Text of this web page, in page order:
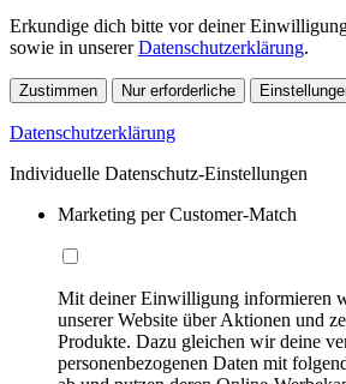
Erkundige dich bitte vor deiner
sowie in unsererDatenschutzerklärung.
Zustimmen Nur erforderliche
Datenschutzerklärung
Individuelle Datenschutz-Einstellungen
Marketing per Customer-Match
Mit deiner Einwilligung informieren
unserer Website über Aktionen und
Produkte. Dazu gleichen wir deine
personenbezogenen Daten mit